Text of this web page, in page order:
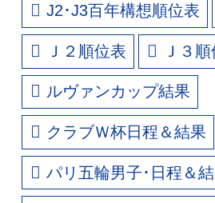
J2･J3百年構想順位表
Ｊ２順位表 Ｊ３
ルヴァンカップ結果
クラブＷ杯日程＆結果
パリ五輪男子･日程＆